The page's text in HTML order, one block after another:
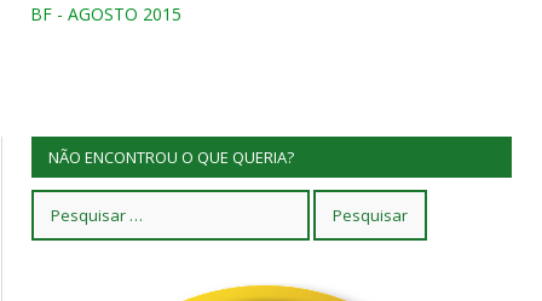
BF - AGOSTO 2015
NÃO ENCONTROU O QUE QUERIA?